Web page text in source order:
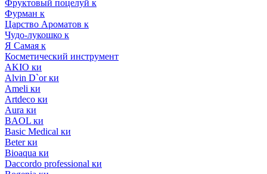
Фруктовый поцелуй к
Фурман к
Царство Ароматов к
Чудо-лукошко к
Я Самая к
Косметический инструмент
AKIO ки
Alvin D`or ки
Ameli ки
Artdeco ки
Aura ки
BAOL ки
Basic Medical ки
Beter ки
Bioaqua ки
Daccordo professional ки